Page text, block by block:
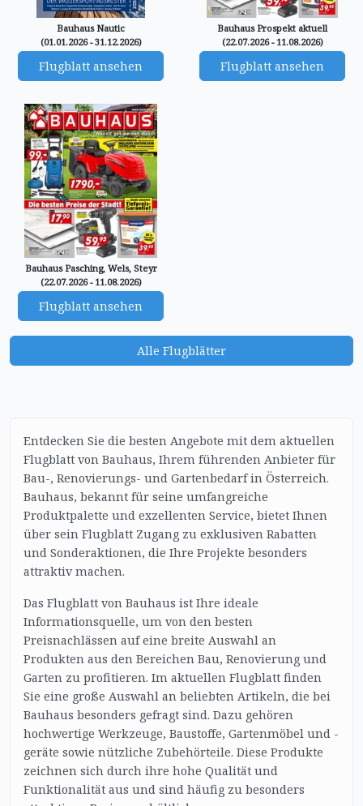
Bauhaus Nautic
(01.01.2026 - 31.12.2026)
Flugblatt ansehen
Bauhaus Prospekt aktuell
(22.07.2026 - 11.08.2026)
Flugblatt ansehen
Bauhaus Pasching, Wels, Steyr
(22.07.2026 - 11.08.2026)
Flugblatt ansehen
Alle Flugblätter
Entdecken Sie die besten Angebote mit dem aktuellen
Flugblatt von Bauhaus, Ihrem führenden Anbieter für
Bau-, Renovierungs- und Gartenbedarf in Österreich.
Bauhaus, bekannt für seine umfangreiche
Produktpalette und exzellenten Service, bietet Ihnen
über sein Flugblatt Zugang zu exklusiven Rabatten
und Sonderaktionen, die Ihre Projekte besonders
attraktiv machen.
Das Flugblatt von Bauhaus ist Ihre ideale
Informationsquelle, um von den besten
Preisnachlässen auf eine breite Auswahl an
Produkten aus den Bereichen Bau, Renovierung und
Garten zu profitieren. Im aktuellen Flugblatt finden
Sie eine große Auswahl an beliebten Artikeln, die bei
Bauhaus besonders gefragt sind. Dazu gehören
hochwertige Werkzeuge, Baustoffe, Gartenmöbel und -
geräte sowie nützliche Zubehörteile. Diese Produkte
zeichnen sich durch ihre hohe Qualität und
Funktionalität aus und sind häufig zu besonders